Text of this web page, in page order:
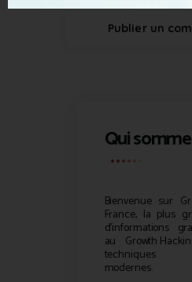
Qui
Bienvenue sur
France, la plus
d’informations
au Growth
techniques
modernes.